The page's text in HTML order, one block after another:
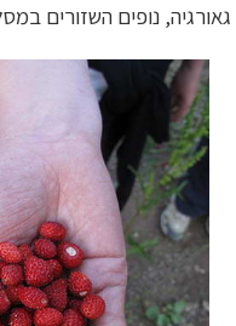
נופים השזורים